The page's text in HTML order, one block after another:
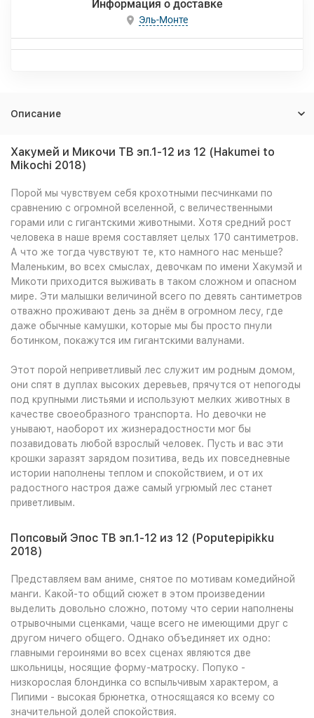
Информация о доставке
Эль-Монте
Описание
Хакумей и Микочи ТВ эп.1-12 из 12 (Hakumei to
Mikochi 2018)
Порой мы чувствуем себя крохотными песчинками по
сравнению с огромной вселенной, с величественными
горами или с гигантскими животными. Хотя средний рост
человека в наше время составляет целых 170 сантиметров.
А что же тогда чувствуют те, кто намного нас меньше?
Маленьким, во всех смыслах, девочкам по имени Хакумэй и
Микоти приходится выживать в таком сложном и опасном
мире. Эти малышки величиной всего по девять сантиметров
отважно проживают день за днём в огромном лесу, где
даже обычные камушки, которые мы бы просто пнули
ботинком, покажутся им гигантскими валунами.
Этот порой неприветливый лес служит им родным домом,
они спят в дуплах высоких деревьев, прячутся от непогоды
под крупными листьями и используют мелких животных в
качестве своеобразного транспорта. Но девочки не
унывают, наоборот их жизнерадостности мог бы
позавидовать любой взрослый человек. Пусть и вас эти
крошки заразят зарядом позитива, ведь их повседневные
истории наполнены теплом и спокойствием, и от их
радостного настроя даже самый угрюмый лес станет
приветливым.
Попсовый Эпос ТВ эп.1-12 из 12 (Poputepipikku
2018)
Представляем вам аниме, снятое по мотивам комедийной
манги. Какой-то общий сюжет в этом произведении
выделить довольно сложно, потому что серии наполнены
отрывочными сценками, чаще всего не имеющими друг с
другом ничего общего. Однако объединяет их одно:
главными героинями во всех сценах являются две
школьницы, носящие форму-матроску. Попуко -
низкорослая блондинка со вспыльчивым характером, а
Пипими - высокая брюнетка, относящаяся ко всему со
значительной долей спокойствия.